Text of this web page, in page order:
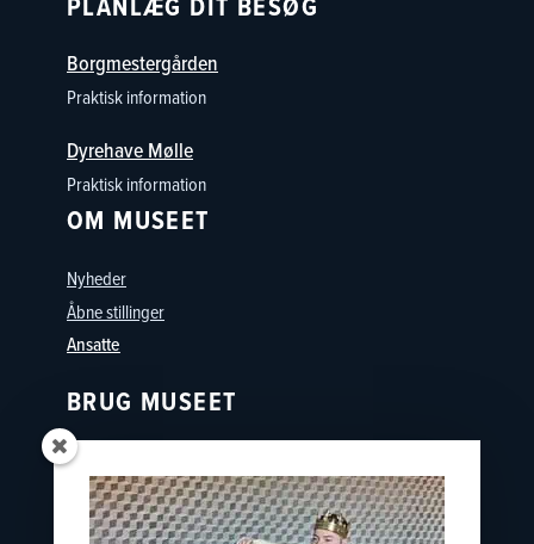
Borgmestergården
Praktisk information
Dyrehave Mølle
Praktisk information
OM MUSEET
Nyheder
Åbne stillinger
Ansatte
BRUG MUSEET
Oplevelser
Skoler
Østfyns Museer